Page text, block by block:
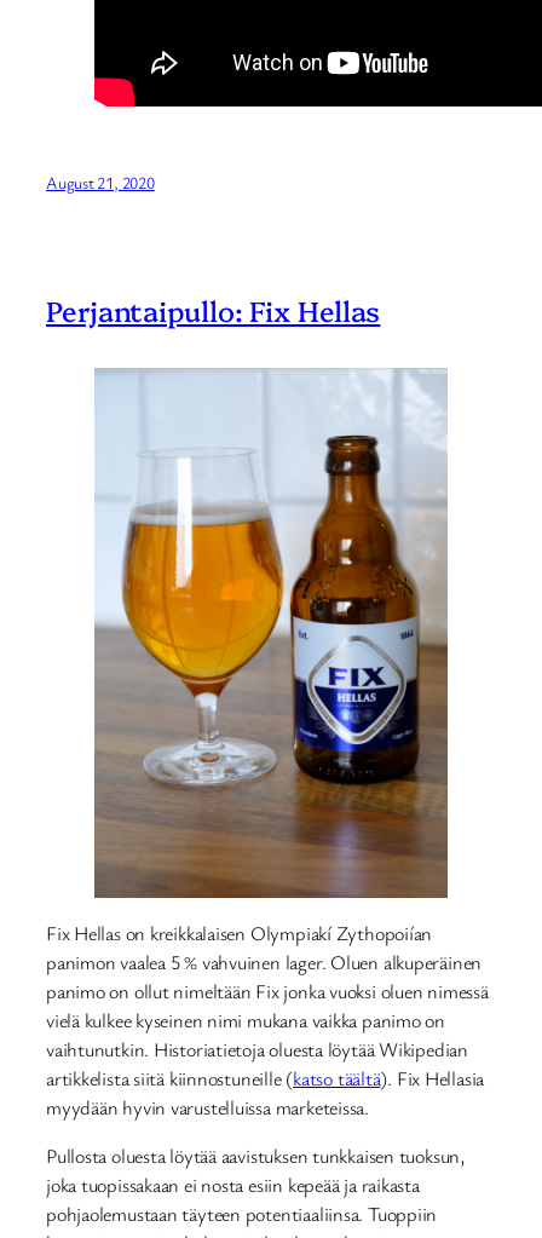
August 21, 2020
Perjantaipullo: Fix Hellas
Fix Hellas on kreikkalaisen Olympiakí Zythopoiían
panimon vaalea 5 % vahvuinen lager. Oluen alkuperäinen
panimo on ollut nimeltään Fix jonka vuoksi oluen nimessä
vielä kulkee kyseinen nimi mukana vaikka panimo on
vaihtunutkin. Historiatietoja oluesta löytää Wikipedian
artikkelista siitä kiinnostuneille (katso täältä). Fix Hellasia
myydään hyvin varustelluissa marketeissa.
Pullosta oluesta löytää aavistuksen tunkkaisen tuoksun,
joka tuopissakaan ei nosta esiin kepeää ja raikasta
pohjaolemustaan täyteen potentiaaliinsa. Tuoppiin